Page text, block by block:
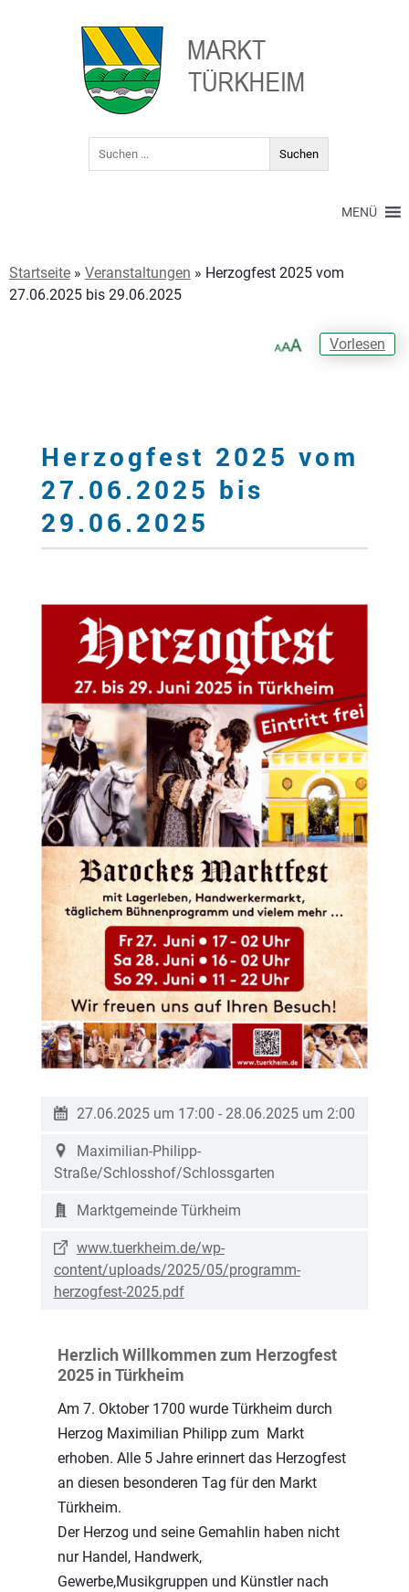
MENÜ
Startseite» Veranstaltungen » Herzogfest 2025 vom
27.06.2025 bis 29.06.2025
Vorlesen
Herzogfest 2025 vom
27.06.2025 bis
29.06.2025
27.06.2025 um 17:00 - 28.06.2025 um 2:00
Maximilian-Philipp-
Straße/Schlosshof/Schlossgarten
Marktgemeinde Türkheim
www.tuerkheim.de/wp-
content/uploads/2025/05/programm-
herzogfest-2025.pdf
Herzlich Willkommen zum Herzogfest
2025 in Türkheim
Am 7. Oktober 1700 wurde Türkheim durch
Herzog Maximilian Philipp zum Markt
erhoben. Alle 5 Jahre erinnert das Herzogfest
an diesen besonderen Tag für den Markt
Türkheim.
Der Herzog und seine Gemahlin haben nicht
nur Handel, Handwerk,
Gewerbe,Musikgruppen und Künstler nach